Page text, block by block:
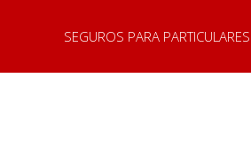
SEGUROS PARA PARTICULARES